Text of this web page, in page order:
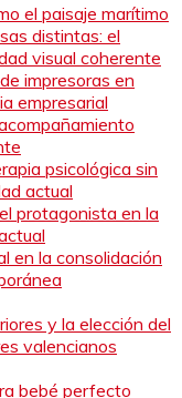
el paisaje marítimo
distintas: el
visual coherente
impresoras en
empresarial
psicológica sin
actual
protagonista en la
en la consolidación
y la elección del
valencianos
bebé perfecto